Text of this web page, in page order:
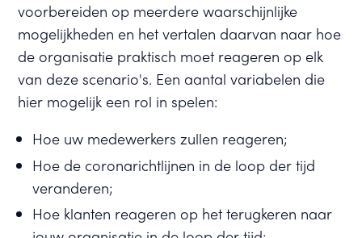
voorbereiden op meerdere waarschijnlijke
mogelijkheden en het vertalen daarvan naar hoe
de organisatie praktisch moet reageren op elk
van deze scenario's. Een aantal variabelen die
hier mogelijk een rol in spelen:
Hoe uw medewerkers zullen reageren;
Hoe de coronarichtlijnen in de loop der tijd
veranderen;
Hoe klanten reageren op het terugkeren naar